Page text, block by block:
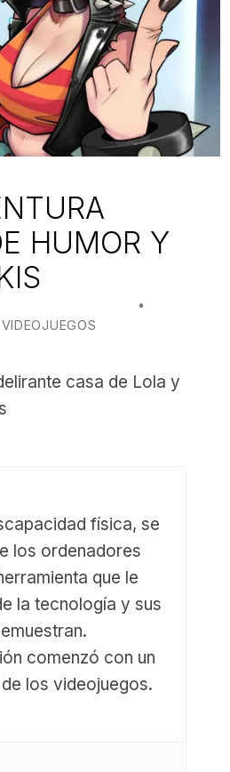
HUMOR Y
VIDEOJUEGOS
casa de Lola y
física, se
los ordenadores
que le
la tecnología y sus
comenzó con un
los videojuegos.